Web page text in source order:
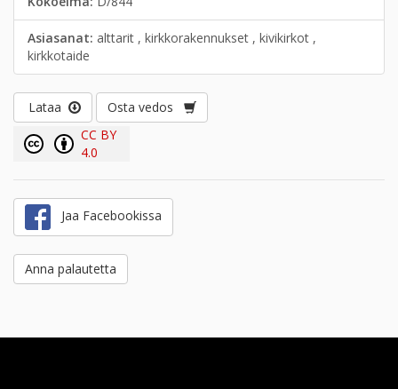
Asiasanat: alttarit , kirkkorakennukset , kivikirkot ,
kirkkotaide
Lataa
Osta vedos
CC BY
4.0
Jaa Facebookissa
Anna palautetta